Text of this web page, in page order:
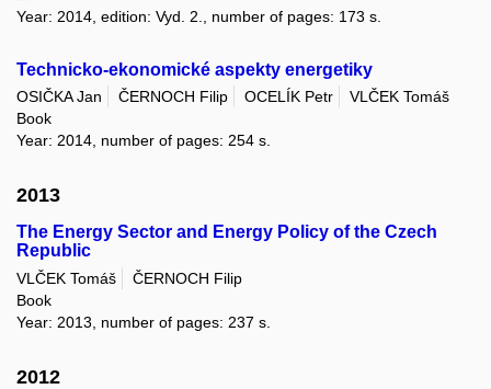
Year: 2014, edition: Vyd. 2., number of pages: 173 s.
Technicko-ekonomické aspekty energetiky
OSIČKA Jan ČERNOCH Filip OCELÍK Petr
VLČEK Tomáš
Book
Year: 2014, number of pages: 254 s.
2013
The Energy Sector and Energy Policy of the Czech
Republic
VLČEK Tomáš
ČERNOCH Filip
Book
Year: 2013, number of pages: 237 s.
2012